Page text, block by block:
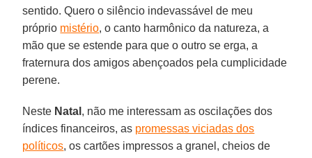
sentido. Quero o silêncio indevassável de meu
próprio mistério, o canto harmônico da natureza, a
mão que se estende para que o outro se erga, a
fraternura dos amigos abençoados pela cumplicidade
perene.
Neste Natal , não me interessam as oscilações dos
índices financeiros, as promessas viciadas dos
políticos, os cartões impressos a granel, cheios de